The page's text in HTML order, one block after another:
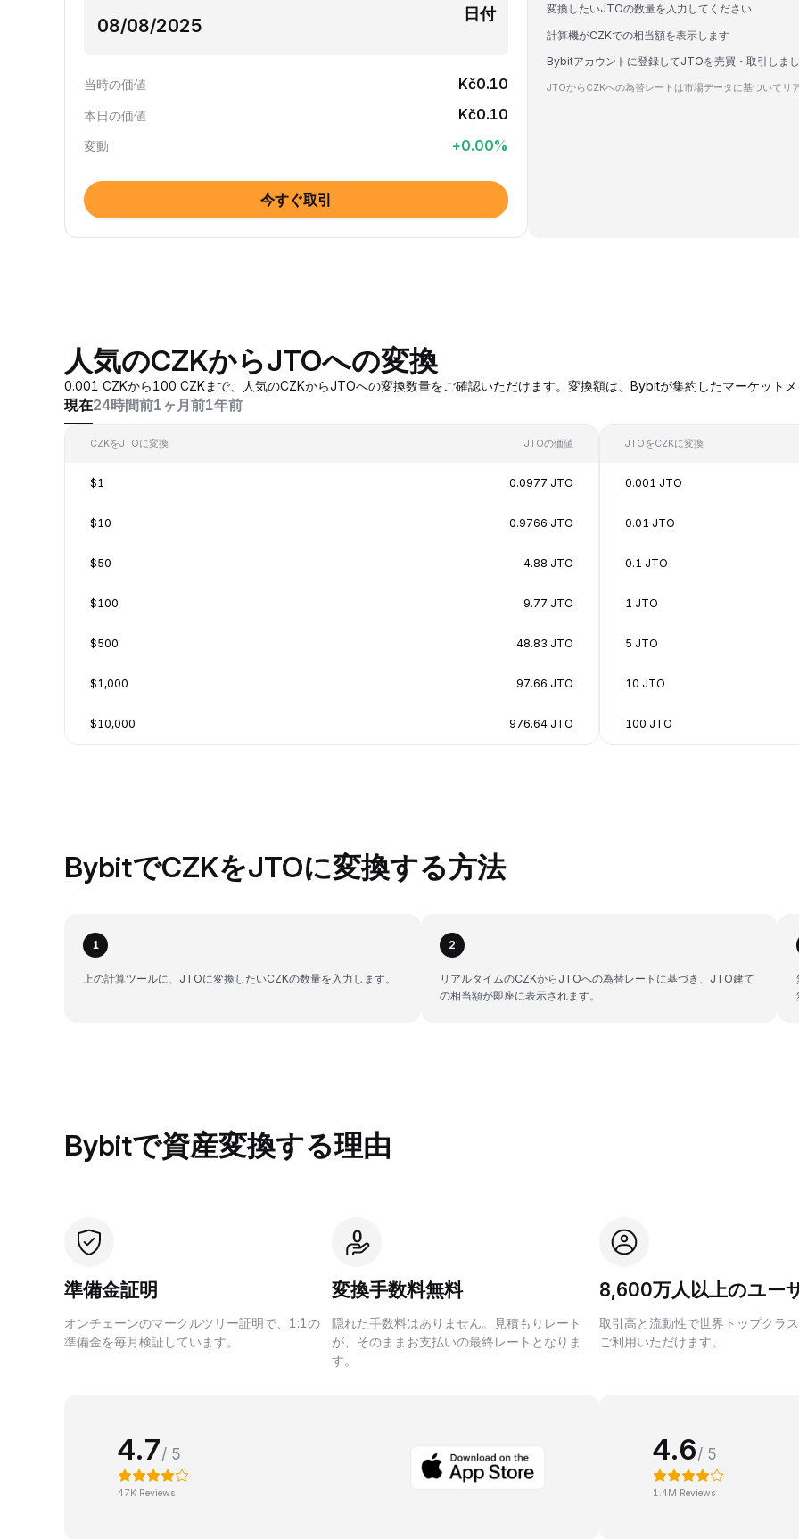
日付
当時の価値 Kč0.10
本日の価値 Kč0.10
変動 +0.00%
今すぐ取引
変換したいJTOの数量を入力してください
計算機がCZKでの相当額を表示します
Bybitアカウントに登録してJTOを売買・取引しま
JTOからCZKへの為替レートは市場データに基づいてリ
人気のCZKからJTOへの変換
0.001 CZKから100 CZKまで、人気のCZKからJTOへの変換数量をご確認いただけます。変換額は、Bybitが集約したマーケット
現在24時間前1ヶ月前1年前
CZKをJTOに変換 JTOの価値
$1 0.0977 JTO
$10 0.9766 JTO
$50 4.88 JTO
$100 9.77 JTO
$500 48.83 JTO
$1,000 97.66 JTO
$10,000 976.64 JTO
JTOをCZKに変換
0.001 JTO
0.01 JTO
0.1 JTO
1 JTO
5 JTO
10 JTO
100 JTO
BybitでCZKをJTOに変換する方法
1
上の計算ツールに、JTOに変換したいCZKの数量を入力します。
2
リアルタイムのCZKからJTOへの為替レートに基づき、JTO建て
の相当額が即座に表示されます。
Bybitで資産変換する理由
準備金証明
オンチェーンのマークルツリー証明で、1:1の
準備金を毎月検証しています。
変換手数料無料
隠れた手数料はありません。見積もりレート
が、そのままお支払いの最終レートとなりま
す。
8,600万人以上のユー
取引高と流動性で世界トップクラ
ご利用いただけます。
4.7/ 5
47K Reviews
4.6/ 5
1.4M Reviews